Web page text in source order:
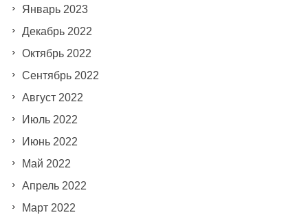
Январь 2023
Декабрь 2022
Октябрь 2022
Сентябрь 2022
Август 2022
Июль 2022
Июнь 2022
Май 2022
Апрель 2022
Март 2022